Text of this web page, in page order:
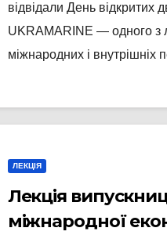
відвідали День відкритих
UKRAMARINE — одного з
міжнародних і внутрішніх
ЛЕКЦІЯ
Лекція
міжнародної